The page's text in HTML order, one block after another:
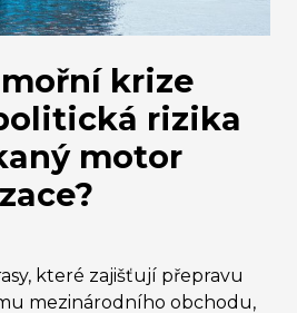
krize
rizika
motor
které zajišťují přepravu
mezinárodního obchodu,